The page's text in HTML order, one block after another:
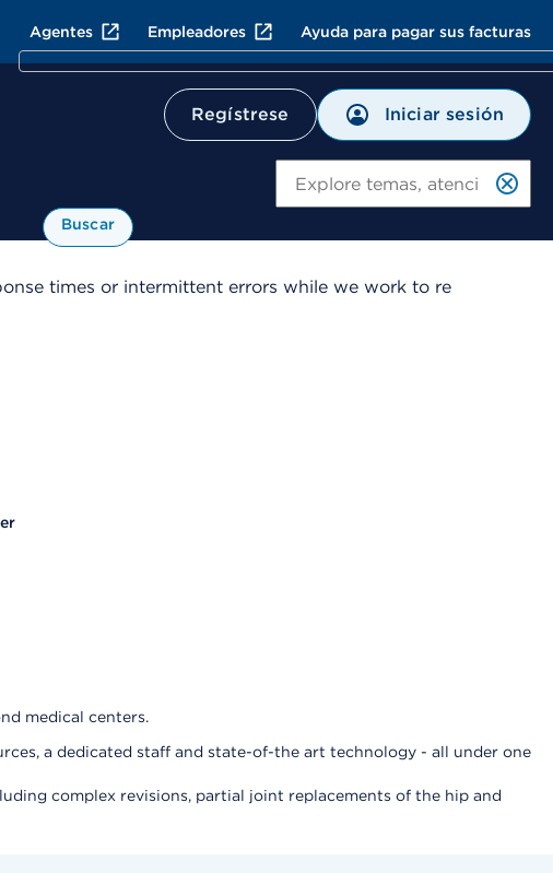
Agentes Empleadores Ayuda para pagar sus facturas
Regístrese Iniciar sesión
Buscar
times or intermittent errors while we work to re
medical centers.
a dedicated staff and state-of-the art technology - all under one
complex revisions, partial joint replacements of the hip and